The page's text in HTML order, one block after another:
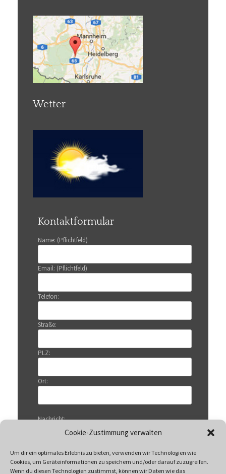
Cookie-Zustimmung verwalten
Um dir ein optimales Erlebnis zu bieten, verwenden wir Technologien wie
Cookies, um Geräteinformationen zu speichern und/oder darauf zuzugreifen.
Wenn du diesen Technologien zustimmst, können wir Daten wie das
Wetter
Kontaktformular
Name: (Pflichtfeld)
Email: (Pflichtfeld)
Telefon:
Straße:
PLZ:
Ort:
Nachricht: